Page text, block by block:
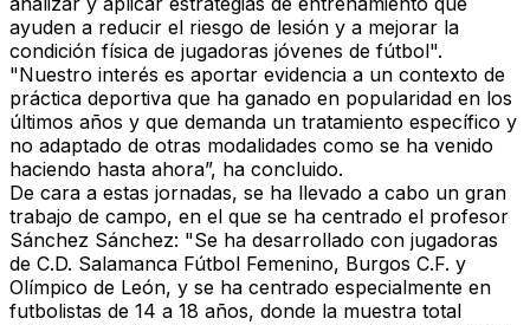
ayuden a reducir el riesgo de lesión y a mejorar la
condición física de jugadoras jóvenes de fútbol".
"Nuestro interés es aportar evidencia a un contexto de
práctica deportiva que ha ganado en popularidad en los
últimos años y que demanda un tratamiento específico y
no adaptado de otras modalidades como se ha venido
haciendo hasta ahora”, ha concluido.
De cara a estas jornadas, se ha llevado a cabo un gran
trabajo de campo, en el que se ha centrado el profesor
Sánchez Sánchez: "Se ha desarrollado con jugadoras
de C.D. Salamanca Fútbol Femenino, Burgos C.F. y
Olímpico de León, y se ha centrado especialmente en
futbolistas de 14 a 18 años, donde la muestra total